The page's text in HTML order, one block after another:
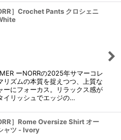
］Crochet Pants クロシェニ
ーNORRの2025年サマーコレ
リズムの本質を捉えつつ、上質な
ーにフォーカス。リラックス感が
イリッシュでエッジの…
］Rome Oversize Shirt オー
ャツ - Ivory